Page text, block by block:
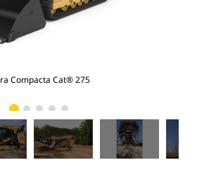
Compacta Cat® 275